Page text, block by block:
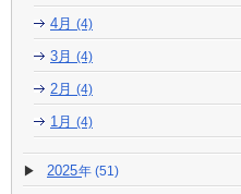
4月 (4)
3月 (4)
2月 (4)
1月 (4)
2025 (51)